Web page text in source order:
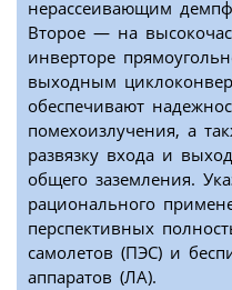
нерассеивающим
Второе — на
инверторе
выходным
обеспечивают
помехоизлучения, а
развязку входа и
общего заземления.
рационального
перспективных
самолетов (ПЭС) и
аппаратов (ЛА).